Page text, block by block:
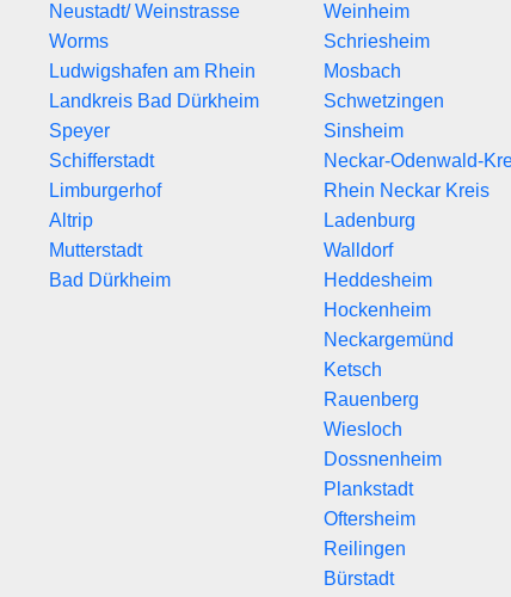
Neustadt/ Weinstrasse
Worms
Ludwigshafen am Rhein
Landkreis Bad Dürkheim
Speyer
Schifferstadt
Limburgerhof
Altrip
Mutterstadt
Bad Dürkheim
Weinheim
Schriesheim
Mosbach
Schwetzingen
Sinsheim
Neckar-Odenwald-
Rhein Neckar Kreis
Ladenburg
Walldorf
Heddesheim
Hockenheim
Neckargemünd
Ketsch
Rauenberg
Wiesloch
Dossnenheim
Plankstadt
Oftersheim
Reilingen
Bürstadt